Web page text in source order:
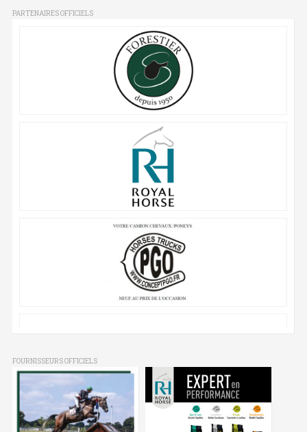
PARTENAIRES OFFICIELS
FOURNISSEURS OFFICIELS